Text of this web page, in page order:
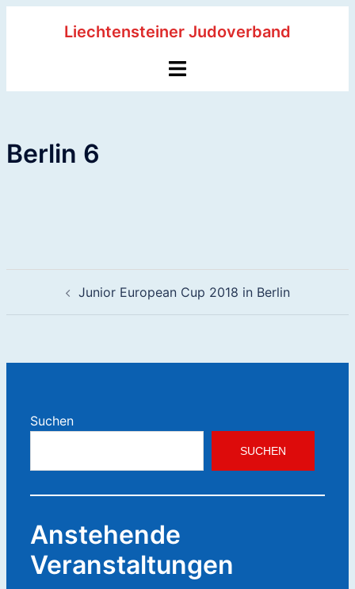
Liechtensteiner Judoverband
Menü
Berlin 6
Junior European Cup 2018 in Berlin
Suchen
SUCHEN
Anstehende
Veranstaltungen